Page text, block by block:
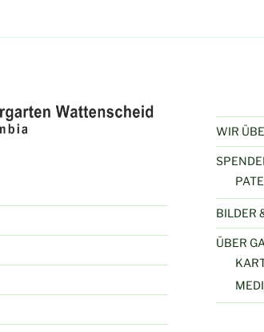
WIR
BILDER
ÜBER